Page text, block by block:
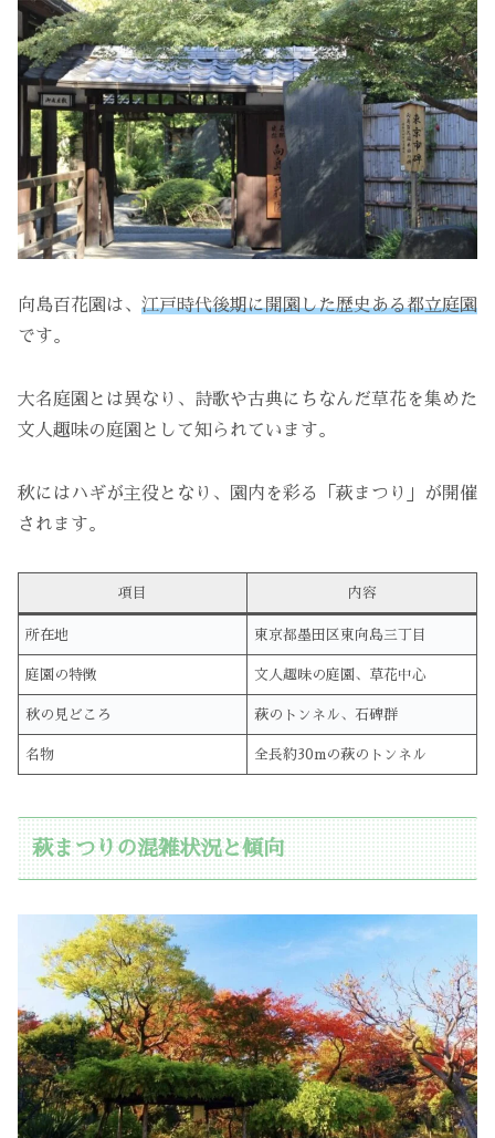
向島百花園は、 江戸時代後期に開園した歴史ある都立庭園
です。
大名庭園とは異なり、詩歌や古典にちなんだ草花を集めた
文人趣味の庭園として知られています。
秋にはハギが主役となり、園内を彩る「萩まつり」が開催
されます。
項目 内容
所在地 東京都墨田区東向島三丁目
庭園の特徴 文人趣味の庭園、草花中心
秋の見どころ 萩のトンネル、石碑群
名物 全長約30mの萩のトンネル
萩まつりの混雑状況と傾向